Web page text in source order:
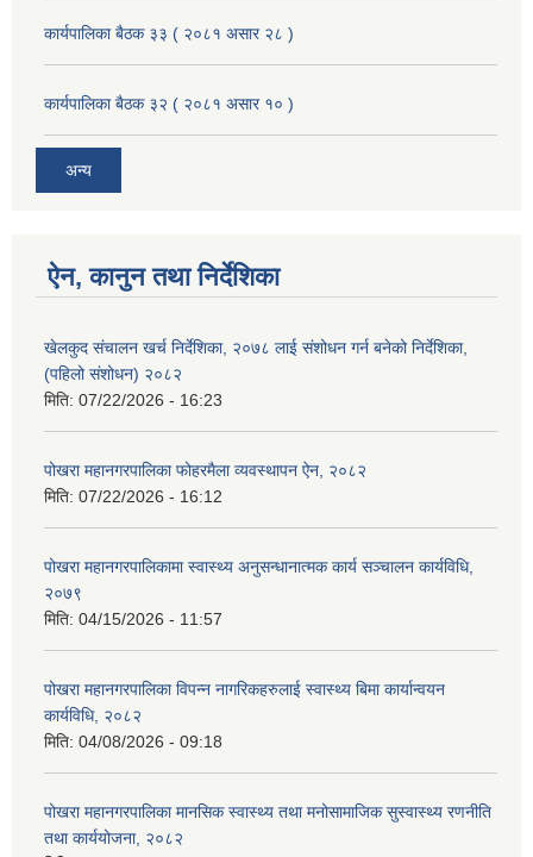
कार्यपालिका बैठक ३३ ( २०८१ असार २८ )
कार्यपालिका बैठक ३२ ( २०८१ असार १० )
अन्य
ऐन, कानुन तथा निर्देशिका
खेलकुद संचालन खर्च निर्देशिका, २०७८ लाई संशोधन गर्न बनेको निर्देशिका,
(पहिलो संशोधन) २०८२
मिति: 07/22/2026 - 16:23
पोखरा महानगरपालिका फोहरमैला व्यवस्थापन ऐन, २०८२
मिति: 07/22/2026 - 16:12
पोखरा महानगरपालिकामा स्वास्थ्य अनुसन्धानात्मक कार्य सञ्चालन कार्यविधि,
२०७९
मिति: 04/15/2026 - 11:57
पोखरा महानगरपालिका विपन्न नागरिकहरुलाई स्वास्थ्य बिमा कार्यान्वयन
कार्यविधि, २०८२
मिति: 04/08/2026 - 09:18
पोखरा महानगरपालिका मानसिक स्वास्थ्य तथा मनोसामाजिक सुस्वास्थ्य रणनीति
तथा कार्ययोजना, २०८२